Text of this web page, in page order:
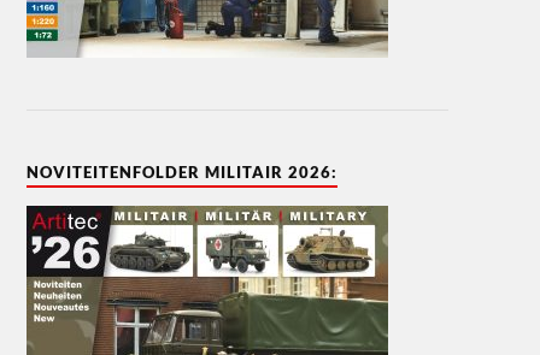
NOVITEITENFOLDER MILITAIR 2026: